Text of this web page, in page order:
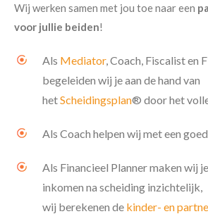
Wij werken samen met jou toe naar een
voor jullie beiden!
Als Mediator, Coach, Fiscalist en
begeleiden wij je aan de hand van
hetScheidingsplan® door het
Als Coach helpen wij met een goed
Als Financieel Planner maken wij
inkomen na scheiding inzichtelijk,
wij berekenen de kinder- en